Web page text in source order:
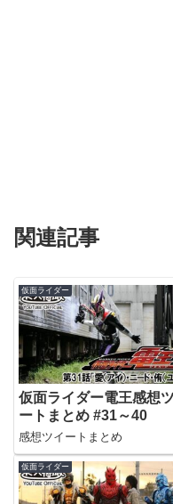
関連記事
仮面ライダー
仮面ライダー電王感想
ートまとめ #31～40
感想ツイートまとめ
仮面ライダー